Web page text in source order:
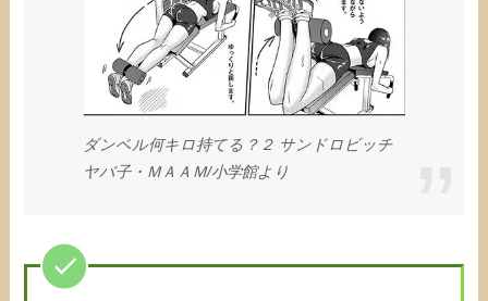
ダンベル何キロ持てる？２ サンドロビッチ
ヤバ子・ＭＡＡＭ/小学館より